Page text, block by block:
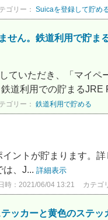
ゴリー： Suicaを登録して貯め
せん。鉄道利用で貯ま
ていただき、「マイ
道利用での貯まるJRE
ゴリー： 鉄道利用で貯める
ントが貯まります。
は、J... 詳細表示
時：2021/06/04 13:21 カテゴ
ッカーと黄色のステ